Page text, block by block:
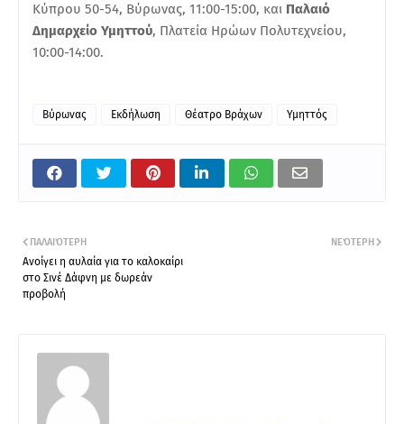
Κύπρου 50-54, Βύρωνας, 11:00-15:00, και Παλαιό
Δημαρχείο Υμηττού, Πλατεία Ηρώων Πολυτεχνείου,
10:00-14:00.
Βύρωνας Εκδήλωση Θέατρο Βράχων Υμηττός
ΝΕΌΤΕΡΗ
ΠΑΛΑΙΌΤΕΡΗ
Ανοίγει η αυλαία για το καλοκαίρι
στο Σινέ Δάφνη με δωρεάν
προβολή